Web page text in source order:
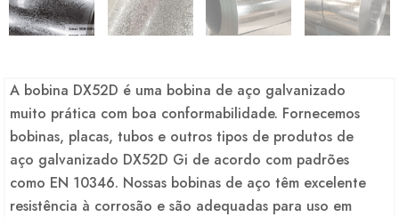
A bobina DX52D é uma bobina de aço galvanizado
muito prática com boa conformabilidade. Fornecemos
bobinas, placas, tubos e outros tipos de produtos de
aço galvanizado DX52D Gi de acordo com padrões
como EN 10346. Nossas bobinas de aço têm excelente
resistência à corrosão e são adequadas para uso em